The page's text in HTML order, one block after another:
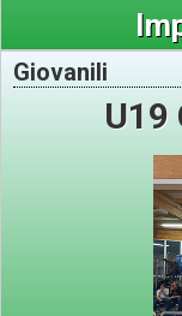
Giovanili
U19